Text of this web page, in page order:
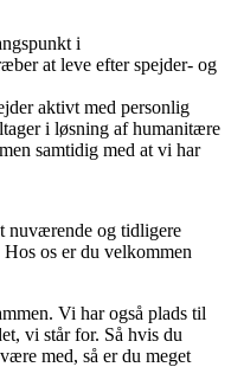
i
at leve efter spejder- og
aktivt med personlig
i løsning af humanitære
samtidig med at vi har
nuværende og tidligere
os er du velkommen
Vi har også plads til
vi står for. Så hvis du
med, så er du meget